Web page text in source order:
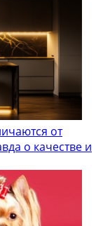
от
о качестве и